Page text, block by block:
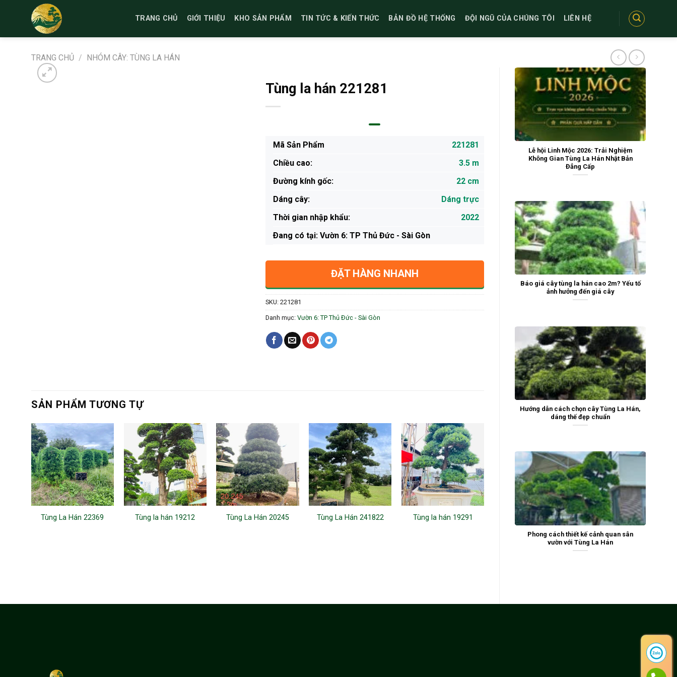
TRANG CHỦ GIỚI THIỆU KHO SẢN PHẨM TIN TỨC & KIẾN THỨC BẢN ĐỒ HỆ THỐNG ĐỘI NGŨ CỦA CHÚNG TÔI LIÊN HỆ
TRANG CHỦ / NHÓM CÂY: TÙNG LA HÁN
Lễ hội Linh Mộc 2026: Trải Nghiệm
Không Gian Tùng La Hán Nhật Bản
Đẳng Cấp
Báo giá cây tùng la hán cao 2m? Yếu tố
ảnh hưởng đến giá cây
Hướng dẫn cách chọn cây Tùng La Hán,
dáng thế đẹp chuẩn
Phong cách thiết kế cảnh quan sân
vườn với Tùng La Hán
Tùng la hán 221281
Mã Sản Phẩm
221281
Chiều cao:
3.5 m
Đường kính gốc:
22 cm
Dáng cây:
Dáng trực
Thời gian nhập khẩu:
2022
Ðang có tại: Vườn 6: TP Thủ Đức - Sài Gòn
ĐẶT HÀNG NHANH
SKU: 221281
Danh mục: Vườn 6: TP Thủ Đức - Sài Gòn
SẢN PHẨM TƯƠNG TỰ
Tùng La Hán 22369 Tùng la hán 19212 Tùng La Hán 20245 Tùng La Hán 241822 Tùng la hán 19291 Tùng La Hán 242490